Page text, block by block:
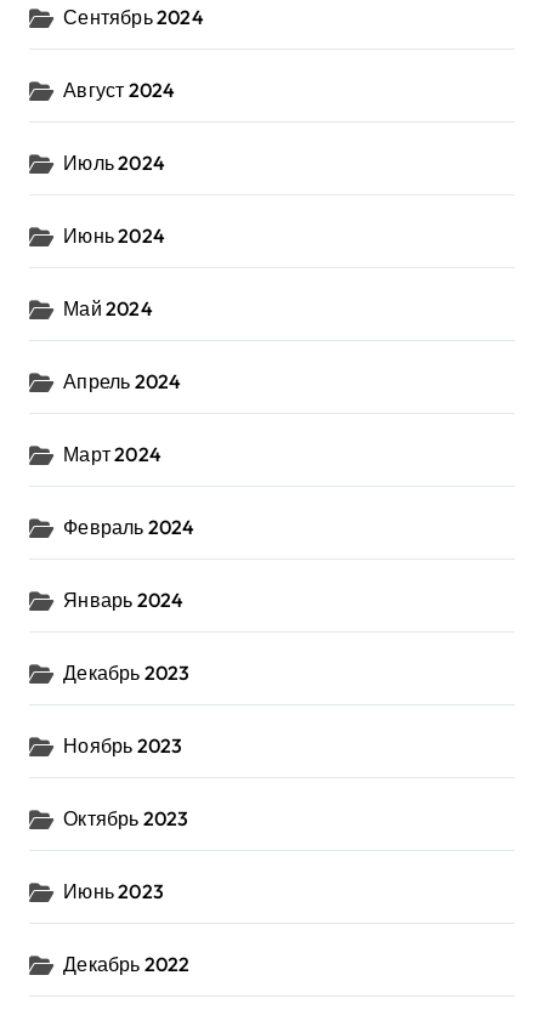
Сентябрь 2024
Август 2024
Июль 2024
Июнь 2024
Май 2024
Апрель 2024
Март 2024
Февраль 2024
Январь 2024
Декабрь 2023
Ноябрь 2023
Октябрь 2023
Июнь 2023
Декабрь 2022